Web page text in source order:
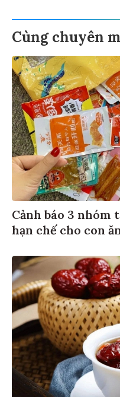
Cùng chuyên
Cảnh báo 3 nhóm
hạn chế cho con ăn